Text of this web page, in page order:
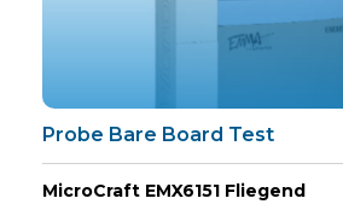
Probe Bare Board Test
MicroCraft EMX6151 Fliegend